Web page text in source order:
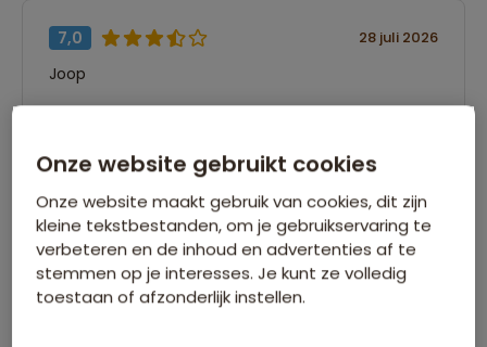
7,0 28 juli 2026
Joop
8,0 27 juli 2026
Mariska
“Fantastische bestemming waarbij natuur en
wildlife echt centraal staan. Combinatie van
Onze website gebruikt cookies
Onze website maakt gebruik van cookies, dit zijn
kleine tekstbestanden, om je gebruikservaring te
verbeteren en de inhoud en advertenties af te
stemmen op je interesses. Je kunt ze volledig
toestaan of afzonderlijk instellen.